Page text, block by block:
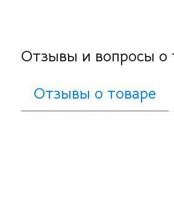
Отзывы и вопросы о
Отзывы о товаре